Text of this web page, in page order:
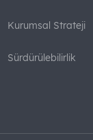
Kurumsal Strateji
Sürdürülebilirlik